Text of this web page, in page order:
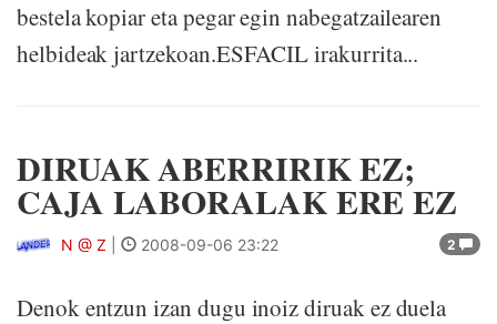
bestela kopiar eta pegar egin nabegatzailearen
helbideak jartzekoan.ESFACIL irakurrita...
DIRUAK ABERRIRIK EZ;
CAJA LABORALAK ERE EZ
2
N @ Z 2008-09-06 23:22
Denok entzun izan dugu inoiz diruak ez duela